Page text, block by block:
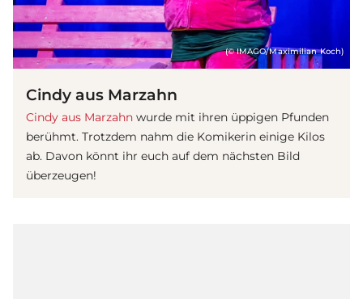
(© IMAGO/Maximilian Koch)
Cindy aus Marzahn
Cindy aus Marzahn wurde mit ihren üppigen Pfunden
berühmt. Trotzdem nahm die Komikerin einige Kilos
ab. Davon könnt ihr euch auf dem nächsten Bild
überzeugen!